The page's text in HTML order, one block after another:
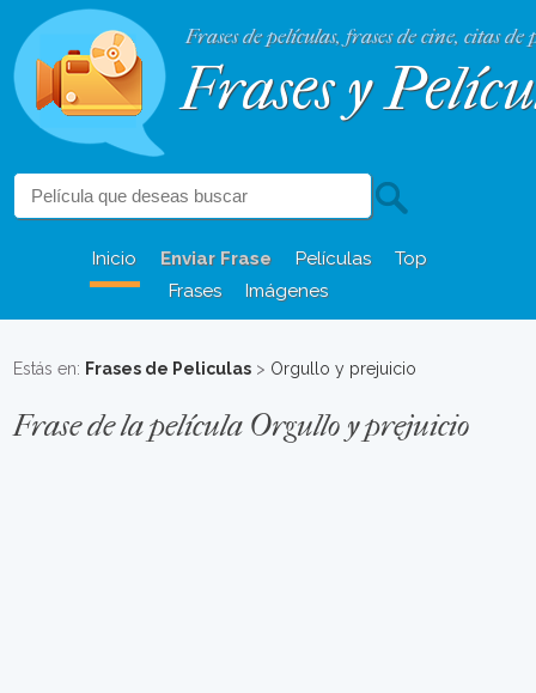
Frases de películas, frases de cine, citas de
Frases y
Inicio Enviar Frase Películas
Top
Frases
Imágenes
Estás en: Frases de Peliculas > Orgullo y prejuicio
Frase de la película Orgullo y prejuicio